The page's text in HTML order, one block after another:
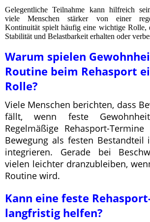
Gelegentliche Teilnahme kann hilfreich
viele Menschen stärker von einer
Kontinuität spielt häufig eine wichtige Rolle,
Stabilität und Belastbarkeit erhalten oder
Warum spielen
Routine beim Rehasport
Rolle?
Viele Menschen berichten, dass
fällt, wenn feste
Regelmäßige Rehasport-
Bewegung als festen Bestandteil
integrieren. Gerade bei
vielen leichter dranzubleiben,
Routine wird.
Kann eine feste
langfristig helfen?